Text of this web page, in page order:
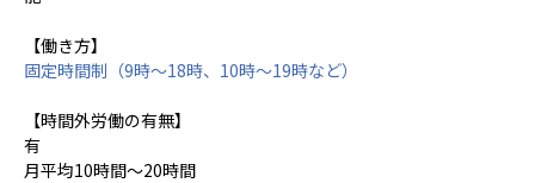
【働き方】
固定時間制（9時～18時、10時～19時など）
【時間外労働の有無】
有
月平均10時間～20時間